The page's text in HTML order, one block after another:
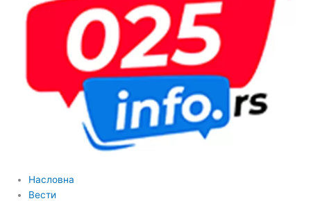
Насловна
Вести